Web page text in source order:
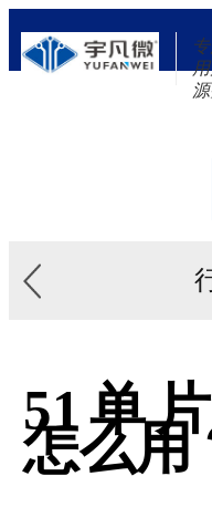
51单
怎么用